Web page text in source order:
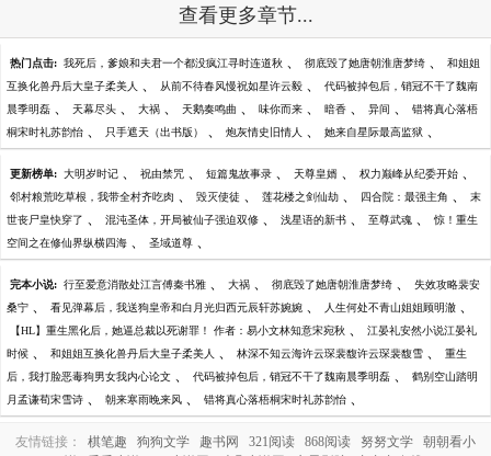
查看更多章节...
热门点击: 我死后，爹娘和夫君一个都没疯江寻时连道秋 、 彻底毁了她唐朝淮唐梦绮 、 和姐姐
互换化兽丹后大皇子柔美人 、 从前不待春风慢祝如星许云毅 、 代码被掉包后，销冠不干了魏南
晨季明磊 、 天幕尽头 、 大祸 、 天鹅奏鸣曲 、 味你而来 、 暗香 、 异间 、 错将真心落梧
桐宋时礼苏韵怡 、 只手遮天（出书版） 、 炮灰情史旧情人 、 她来自星际最高监狱 、
更新榜单: 大明岁时记 、 祝由禁咒 、 短篇鬼故事录 、 天尊皇婿 、 权力巅峰从纪委开始 、
邻村粮荒吃草根，我带全村齐吃肉 、 毁灭使徒 、 莲花楼之剑仙劫 、 四合院：最强主角 、 末
世丧尸皇快穿了 、 混沌圣体，开局被仙子强迫双修 、 浅星语的新书 、 至尊武魂 、 惊！重生
空间之在修仙界纵横四海 、 圣域道尊 、
完本小说: 行至爱意消散处江言傅秦书雅 、 大祸 、 彻底毁了她唐朝淮唐梦绮 、 失效攻略裴安
桑宁 、 看见弹幕后，我送狗皇帝和白月光归西元辰轩苏婉婉 、 人生何处不青山姐姐顾明澈 、
【HL】重生黑化后，她逼总裁以死谢罪！ 作者：易小文林知意宋宛秋 、 江晏礼安然小说江晏礼
时候 、 和姐姐互换化兽丹后大皇子柔美人 、 林深不知云海许云琛裴馥许云琛裴馥雪 、 重生
后，我打脸恶毒狗男女我内心论文 、 代码被掉包后，销冠不干了魏南晨季明磊 、 鹤别空山踏明
月孟谦荀宋雪诗 、 朝来寒雨晚来风 、 错将真心落梧桐宋时礼苏韵怡 、
友情链接： 棋笔趣 狗狗文学 趣书网 321阅读 868阅读 努努文学
朝朝看小